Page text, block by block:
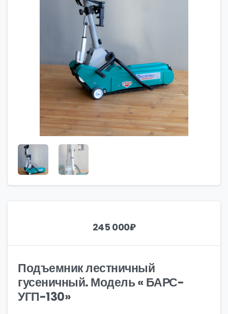
245 000₽
Подъемник лестничный
гусеничный. Модель « БАРС-
УГП-130»